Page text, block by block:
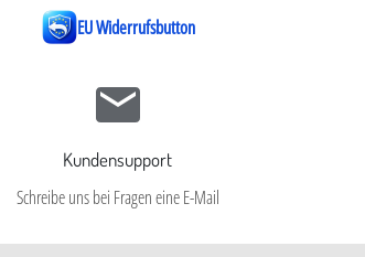
EU Widerrufsbutton
Kundensupport
Schreibe uns bei Fragen eine E-Mail